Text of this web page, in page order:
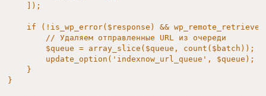
    ]);
if (!is_wp_error($response) &&
        // Удаляем отправленные URL из очереди
        $queue = array_slice($queue, count($batch));
        update_option('indexnow_url_queue', $queue);
    }
}